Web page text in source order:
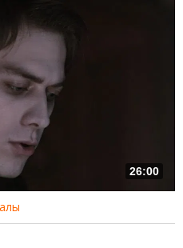
26:00